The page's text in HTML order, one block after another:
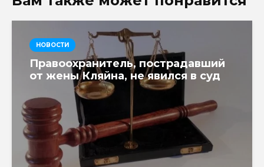
НОВОСТИ
Правоохранитель, пострадавший
от жены Кляйна, не явился в суд